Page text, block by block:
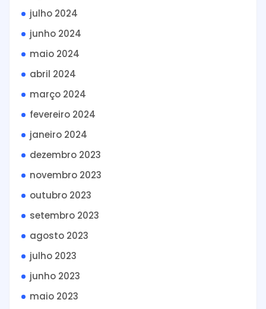
julho 2024
junho 2024
maio 2024
abril 2024
março 2024
fevereiro 2024
janeiro 2024
dezembro 2023
novembro 2023
outubro 2023
setembro 2023
agosto 2023
julho 2023
junho 2023
maio 2023